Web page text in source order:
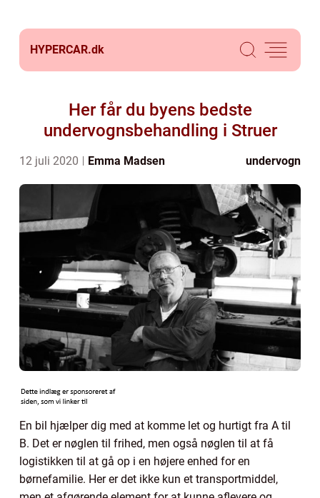
HYPERCAR.dk
Her får du byens bedste
undervognsbehandling i Struer
12 juli 2020 Emma Madsen undervogn
En bil hjælper dig med at komme let og hurtigt fra A til
B. Det er nøglen til frihed, men også nøglen til at få
logistikken til at gå op i en højere enhed for en
børnefamilie. Her er det ikke kun et transportmiddel,